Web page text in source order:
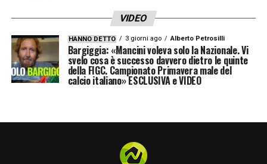
VIDEO
HANNO DETTO 3 giorni ago Alberto Petrosilli
Bargiggia: «Mancini voleva solo la Nazionale. Vi
svelo cosa è successo davvero dietro le quinte
della FIGC. Campionato Primavera male del
calcio italiano» ESCLUSIVA e VIDEO